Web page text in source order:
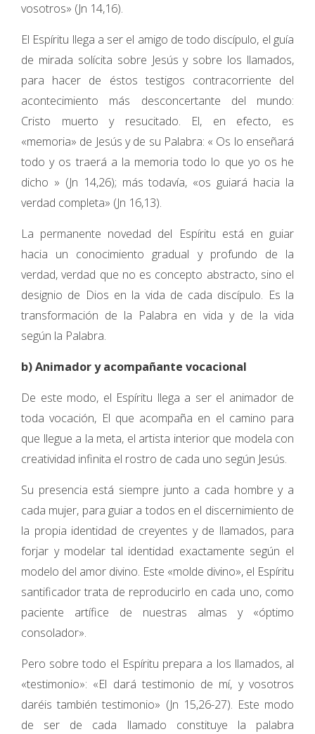
vosotros» (Jn 14,16).
El Espíritu llega a ser el amigo de todo discípulo, el guía
de mirada solícita sobre Jesús y sobre los llamados,
para hacer de éstos testigos contracorriente del
acontecimiento más desconcertante del mundo:
Cristo muerto y resucitado. El, en efecto, es
«memoria» de Jesús y de su Palabra: « Os lo enseñará
todo y os traerá a la memoria todo lo que yo os he
dicho » (Jn 14,26); más todavía, «os guiará hacia la
verdad completa» (Jn 16,13).
La permanente novedad del Espíritu está en guiar
hacia un conocimiento gradual y profundo de la
verdad, verdad que no es concepto abstracto, sino el
designio de Dios en la vida de cada discípulo. Es la
transformación de la Palabra en vida y de la vida
según la Palabra.
b) Animador y acompañante vocacional
De este modo, el Espíritu llega a ser el animador de
toda vocación, El que acompaña en el camino para
que llegue a la meta, el artista interior que modela con
creatividad infinita el rostro de cada uno según Jesús.
Su presencia está siempre junto a cada hombre y a
cada mujer, para guiar a todos en el discernimiento de
la propia identidad de creyentes y de llamados, para
forjar y modelar tal identidad exactamente según el
modelo del amor divino. Este «molde divino», el Espíritu
santificador trata de reproducirlo en cada uno, como
paciente artífice de nuestras almas y «óptimo
consolador».
Pero sobre todo el Espíritu prepara a los llamados, al
«testimonio»: «El dará testimonio de mí, y vosotros
daréis también testimonio» (Jn 15,26-27). Este modo
de ser de cada llamado constituye la palabra